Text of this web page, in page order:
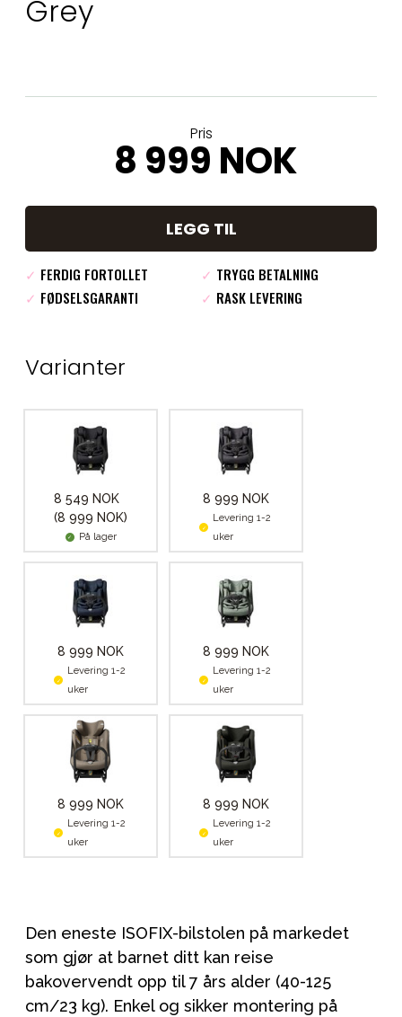
Grey
Pris
8 999 NOK
LEGG TIL
✓ FERDIG FORTOLLET ✓ TRYGG BETALNING
✓ FØDSELSGARANTI ✓ RASK LEVERING
Varianter
8 549 NOK
(8 999 NOK)
På lager
8 999 NOK
Levering 1-2
uker
8 999 NOK
Levering 1-2
uker
8 999 NOK
Levering 1-2
uker
8 999 NOK
Levering 1-2
uker
8 999 NOK
Levering 1-2
uker
Den eneste ISOFIX-bilstolen på markedet
som gjør at barnet ditt kan reise
bakovervendt opp til 7 års alder (40-125
cm/23 kg). Enkel og sikker montering på